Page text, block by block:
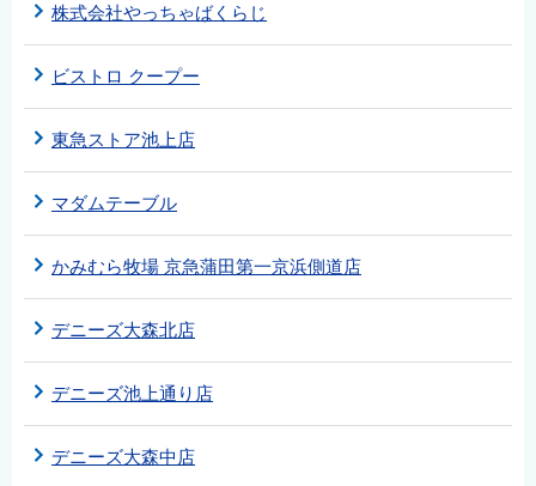
株式会社やっちゃばくらじ
ビストロ クープー
東急ストア池上店
マダムテーブル
かみむら牧場 京急蒲田第一京浜側道店
デニーズ大森北店
デニーズ池上通り店
デニーズ大森中店